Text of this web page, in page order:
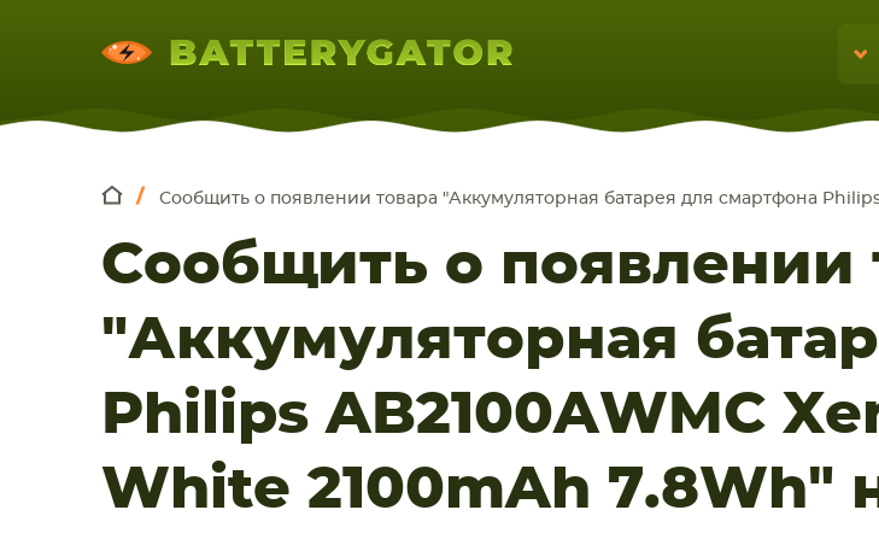
5 мин.
НОУТБУКА
ПЛАНШЕТА
СМАРТФОНА
Сообщить о появлении товара "Аккумуляторная батарея для смартфона
Сообщить о появлении
"Аккумуляторная
Philips AB2100AWMC
White 2100mAh 7.8Wh"